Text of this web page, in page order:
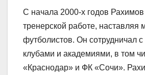
С начала 2000-х годов Рахимов
тренерской работе, наставляя
футболистов. Он сотрудничал
клубами и академиями, в том
«Краснодар» и ФК «Сочи».